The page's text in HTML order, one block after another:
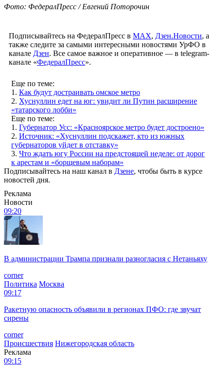
Фото: ФедералПресс / Евгений Поторочин
Подписывайтесь на ФедералПресс в МАХ, Дзен.Новости, а
также следите за самыми интересными новостями УрФО в
канале Дзен. Все самое важное и оперативное — в telegram-
канале «ФедералПресс».
Еще по теме:
1. Как будут достраивать омское метро
2. Хуснуллин едет на юг: увидит ли Путин расширение
«татарского лобби»
Еще по теме:
1. Губернатор Усс: «Красноярское метро будет достроено»
2. Источник: «Хуснуллин подскажет, кто из южных
губернаторов уйдет в отставку»
3. Что ждать югу России на предстоящей неделе: от дорог
к арестам и «борщевым наборам»
Подписывайтесь на наш канал в Дзене, чтобы быть в курсе
новостей дня.
Реклама
Новости
09:20
В администрации Трампа признали разногласия с Нетаньяху
corner
Политика Москва
09:17
Ракетную опасность объявили в регионах ПФО: где звучат
сирены
corner
Происшествия Нижегородская область
Реклама
09:15